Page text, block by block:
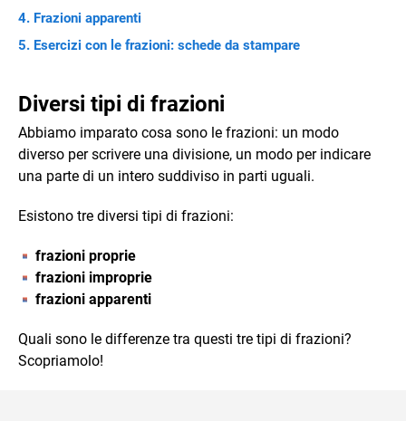
Frazioni apparenti
Esercizi con le frazioni: schede da stampare
Diversi tipi di frazioni
Abbiamo imparato cosa sono le frazioni: un modo
diverso per scrivere una divisione, un modo per indicare
una parte di un intero suddiviso in parti uguali.
Esistono tre diversi tipi di frazioni:
frazioni proprie
frazioni improprie
frazioni apparenti
Quali sono le differenze tra questi tre tipi di frazioni?
Scopriamolo!